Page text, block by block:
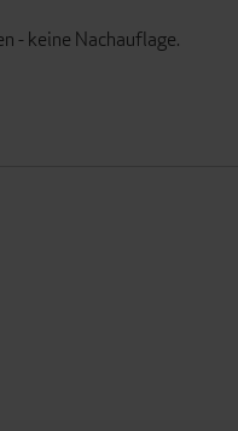
- keine Nachauflage.